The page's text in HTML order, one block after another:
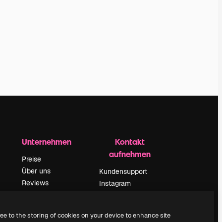
Unternehmen
Preise
Über uns
Reviews
Blog
Kontakt
aufnehmen
Kundensupport
Instagram
TikTok
to the storing of cookies on your device to enhance site